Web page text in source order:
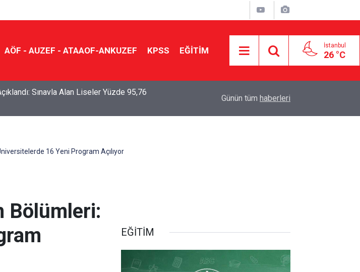
AÖF - AUZEF - ATAAOF-ANKUZEF KPSS EĞİTİM İstanbul
26 °C
Sınavla Alan Liseler Yüzde 95,76
Tercihine Yerleşti
Günün tüm haberleri
16 Yeni Program Açılıyor
Bölümleri:
EĞİTİM